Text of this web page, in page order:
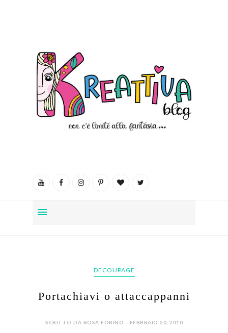
DECOUPAGE
Portachiavi o attaccappanni
SCRITTO DA ROSA FORINO - FEBBRAIO 20, 2010